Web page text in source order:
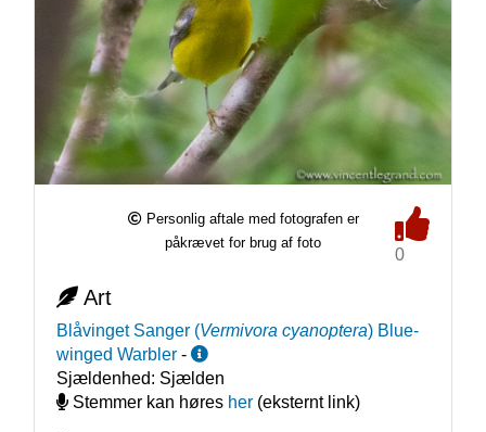
Personlig aftale med fotografen er
påkrævet for brug af foto
0
Art
Blåvinget Sanger (Vermivora cyanoptera) Blue-
winged Warbler -
Sjældenhed: Sjælden
Stemmer kan høres her(eksternt link)